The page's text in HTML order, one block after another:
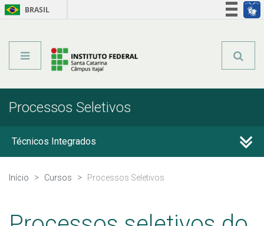
BRASIL
Processos Seletivos
Técnicos Integrados
Técnicos Subsequentes
Início Cursos Processos Seletivos